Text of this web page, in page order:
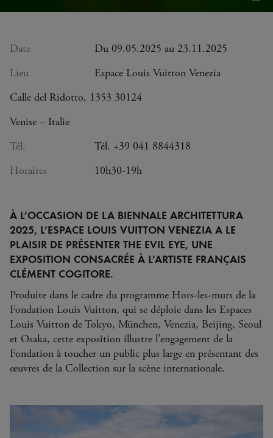
Date
Du 09.05.2025 au 23.11.2025
Lieu
Espace Louis Vuitton Venezia
Calle del Ridotto, 1353 30124
Venise – Italie
Tél.
Tél. +39 041 8844318
Horaires
10h30-19h
À L’OCCASION DE LA BIENNALE ARCHITETTURA
2025, L’ESPACE LOUIS VUITTON VENEZIA A LE
PLAISIR DE PRÉSENTER THE EVIL EYE, UNE
EXPOSITION CONSACRÉE À L’ARTISTE FRANÇAIS
CLÉMENT COGITORE.
Produite dans le cadre du programme Hors-les-murs de la
Fondation Louis Vuitton, qui se déploie dans les Espaces
Louis Vuitton de Tokyo, München, Venezia, Beijing, Seoul
et Osaka, cette exposition illustre l’engagement de la
Fondation à toucher un public plus large en présentant des
œuvres de la Collection sur la scène internationale.